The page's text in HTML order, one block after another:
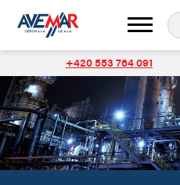
+420 553 764 091